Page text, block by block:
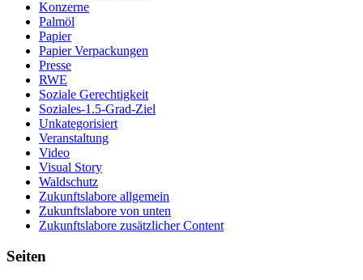
Konzerne
Palmöl
Papier
Papier Verpackungen
Presse
RWE
Soziale Gerechtigkeit
Soziales-1.5-Grad-Ziel
Unkategorisiert
Veranstaltung
Video
Visual Story
Waldschutz
Zukunftslabore allgemein
Zukunftslabore von unten
Zukunftslabore zusätzlicher Content
Seiten